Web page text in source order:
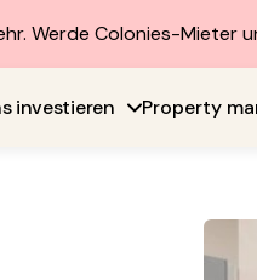
Werde Colonies-Mieter
investieren Property